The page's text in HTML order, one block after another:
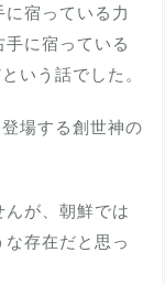
宿っている力
に宿っている
いう話でした。
場する創世神の
が、朝鮮では
存在だと思っ